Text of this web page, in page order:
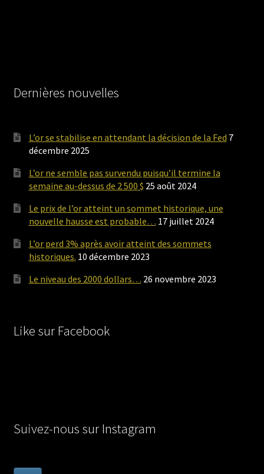
Dernières nouvelles
L’or se stabilise en attendant la décision de la Fed 7
décembre 2025
L’or ne semble pas survendu puisqu’il termine la
semaine au-dessus de 2 500 $ 25 août 2024
Le prix de l’or atteint un sommet historique, une
nouvelle hausse est probable… 17 juillet 2024
L’or perd 3% après avoir atteint des sommets
historiques. 10 décembre 2023
Le niveau des 2000 dollars… 26 novembre 2023
Like sur Facebook
Suivez-nous sur Instagram